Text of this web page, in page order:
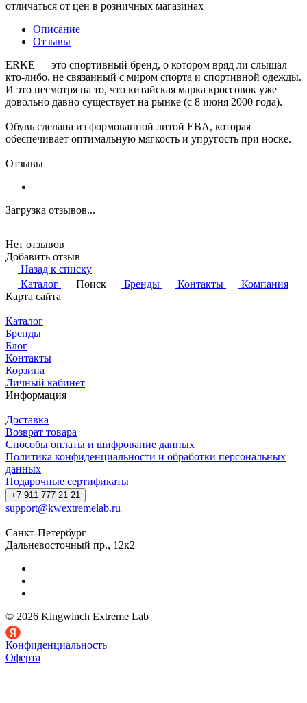
отличаться от цен в розничных магазинах
Описание
Отзывы
ERKE — это спортивный бренд, о котором вряд ли слышал
кто-либо, не связанный с миром спорта и спортивной одежды.
И это несмотря на то, что китайская марка кроссовок уже
довольно давно существует на рынке (с 8 июня 2000 года).
Обувь сделана из формованной литой EBA, которая
обеспечивает оптимальную мягкость и упругость при носке.
Отзывы
Загрузка отзывов...
Нет отзывов
Добавить отзыв
Назад к списку
Каталог
Поиск Бренды Контакты
Компания
Карта сайта
Каталог
Бренды
Блог
Контакты
Корзина
Личный кабинет
Информация
Доставка
Возврат товара
Способы оплаты и шифрование данных
Политика конфиденциальности и обработки персональных
данных
Подарочные сертификаты
+7 911 777 21 21
support@kwextremelab.ru
Санкт-Петербург
Дальневосточный пр., 12к2
© 2026 Kingwinch Extreme Lab
Конфиденциальность
Оферта